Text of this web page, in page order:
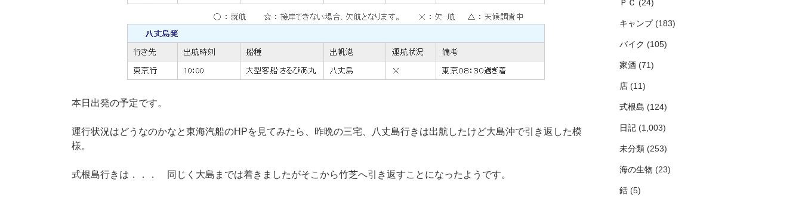
本日出発の予定です。
運行状況はどうなのかなと東海汽船のHPを見てみたら、昨晩の三宅、八丈島行きは出航したけど大島沖で引き返した模
様。
式根島行きは．．． 同じく大島までは着きましたがそこから竹芝へ引き返すことになったようです。
ＰＣ (24)
キャンプ(183)
バイク (105)
家酒 (71)
店 (11)
式根島 (124)
日記 (1,003)
未分類 (253)
海の生物 (23)
銛 (5)